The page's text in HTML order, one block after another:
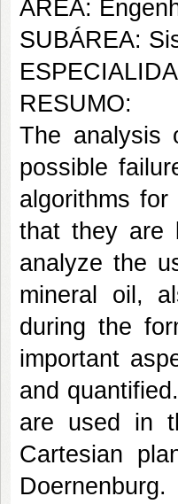
ÁREA:
SUBÁREA:
RESUMO:
The analysis
possible
algorithms
that they are
analyze the
mineral oil,
during the
important
and
are used in
Cartesian